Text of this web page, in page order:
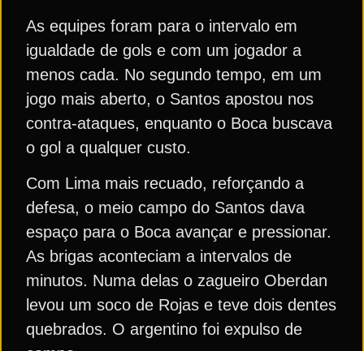
As equipes foram para o intervalo em
igualdade de gols e com um jogador a
menos cada. No segundo tempo, em um
jogo mais aberto, o Santos apostou nos
contra-ataques, enquanto o Boca buscava
o gol a qualquer custo.
Com Lima mais recuado, reforçando a
defesa, o meio campo do Santos dava
espaço para o Boca avançar e pressionar.
As brigas aconteciam a intervalos de
minutos. Numa delas o zagueiro Oberdan
levou um soco de Rojas e teve dois dentes
quebrados. O argentino foi expulso de